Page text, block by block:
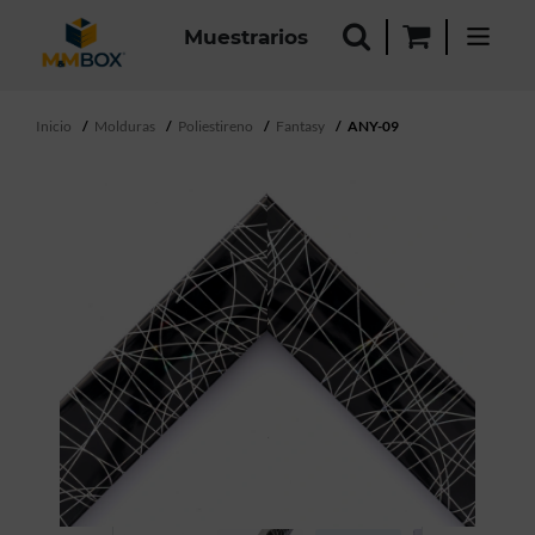
Muestrarios
Inicio Molduras Poliestireno Fantasy ANY-09